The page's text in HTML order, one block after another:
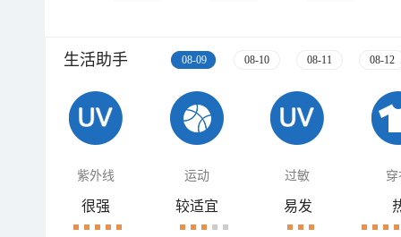
生活助手 08-09 08-10 08-11 08-12
紫外线 运动 过敏 穿
很强 较适宜 易发